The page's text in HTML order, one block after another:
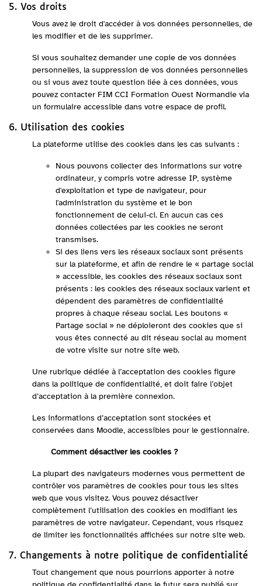
5. Vos droits
Vous avez le droit d'accéder à vos données personnelles, de
les modifier et de les supprimer.
Si vous souhaitez demander une copie de vos données
personnelles, la suppression de vos données personnelles
ou si vous avez toute question liée à ces données, vous
pouvez contacter FIM CCI Formation Ouest Normandie via
un formulaire accessible dans votre espace de profil.
6. Utilisation des cookies
La plateforme utilise des cookies dans les cas suivants :
Nous pouvons collecter des informations sur votre
ordinateur, y compris votre adresse IP, système
d'exploitation et type de navigateur, pour
l'administration du système et le bon
fonctionnement de celui-ci. En aucun cas ces
données collectées par les cookies ne seront
transmises.
Si des liens vers les réseaux sociaux sont présents
sur la plateforme, et afin de rendre le « partage social
» accessible, les cookies des réseaux sociaux sont
présents : les cookies des réseaux sociaux varient et
dépendent des paramètres de confidentialité
propres à chaque réseau social. Les boutons «
Partage social » ne déploieront des cookies que si
vous êtes connecté au dit réseau social au moment
de votre visite sur notre site web.
Une rubrique dédiée à l’acceptation des cookies figure
dans la politique de confidentialité, et doit faire l’objet
d’acceptation à la première connexion.
Les informations d’acceptation sont stockées et
conservées dans Moodle, accessibles pour le gestionnaire.
Comment désactiver les cookies ?
La plupart des navigateurs modernes vous permettent de
contrôler vos paramètres de cookies pour tous les sites
web que vous visitez. Vous pouvez désactiver
complètement l’utilisation des cookies en modifiant les
paramètres de votre navigateur. Cependant, vous risquez
de limiter les fonctionnalités affichées sur notre site web.
7. Changements à notre politique de confidentialité
Tout changement que nous pourrions apporter à notre